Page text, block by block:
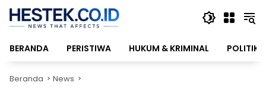
Langsung
konten
BERANDA
PERISTIWA HUKUM & KRIMINAL POLITIK
Beranda News